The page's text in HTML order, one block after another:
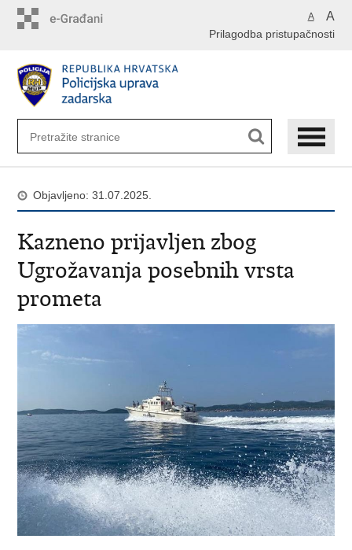
A A
Prilagodba pristupačnosti
Objavljeno: 31.07.2025.
Kazneno prijavljen zbog
Ugrožavanja posebnih vrsta
prometa